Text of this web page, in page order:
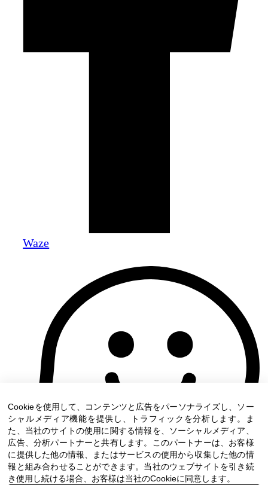
Waze
Cookieを使用して、コンテンツと広告をパーソナライズし、ソー
シャルメディア機能を提供し、トラフィックを分析します。ま
た、当社のサイトの使用に関する情報を、ソーシャルメディア、
広告、分析パートナーと共有します。このパートナーは、お客様
に提供した他の情報、またはサービスの使用から収集した他の情
報と組み合わせることができます。当社のウェブサイトを引き続
き使用し続ける場合、お客様は当社のCookieに同意します。